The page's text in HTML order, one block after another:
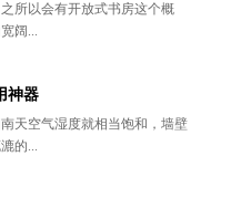
所以会有开放式书房这个概
阔...
神器
天空气湿度就相当饱和，墙壁
的...